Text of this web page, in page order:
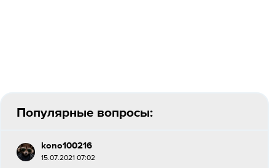
Популярные вопросы:
kono100216
15.07.2021 07:02